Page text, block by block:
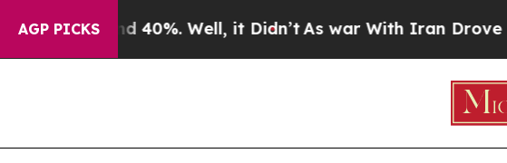
AGP PICKS40%. Well, it Didn’t As war With Iran Drove oil